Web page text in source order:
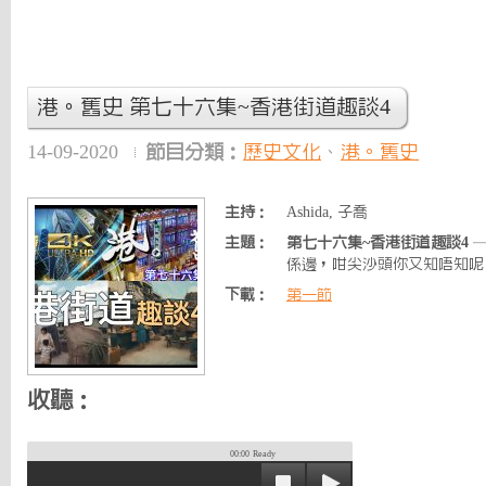
港。舊史 第七十六集~香港街道趣談4
14-09-2020 節目分類： 歷史文化 、 港。舊史
主持：
Ashida, 子喬
主題：
第七十六集~香港街道趣談4 —
係邊，咁尖沙頭你又知唔知
下載：
第一節
收聽：
00:00 Ready